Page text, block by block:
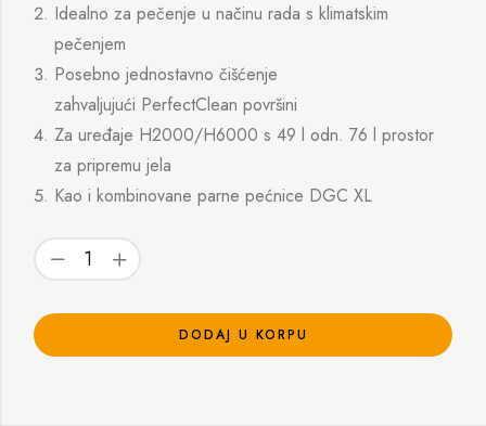
Idealno za pečenje u načinu rada s klimatskim
pečenjem
Posebno jednostavno čišćenje
zahvaljujući PerfectClean površini
Za uređaje H2000/H6000 s 49 l odn. 76 l prostor
za pripremu jela
Kao i kombinovane parne pećnice DGC XL
DODAJ U KORPU